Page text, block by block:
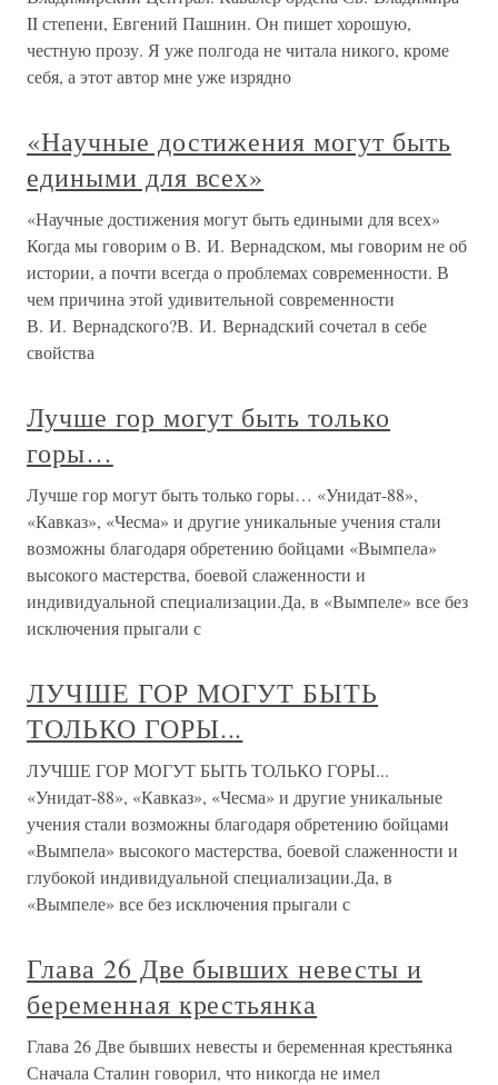
II степени, Евгений Пашнин. Он пишет хорошую,
честную прозу. Я уже полгода не читала никого, кроме
себя, а этот автор мне уже изрядно
«Научные достижения могут быть
едиными для всех»
«Научные достижения могут быть едиными для всех»
Когда мы говорим о В. И. Вернадском, мы говорим не об
истории, а почти всегда о проблемах современности. В
чем причина этой удивительной современности
В. И. Вернадского?В. И. Вернадский сочетал в себе
свойства
Лучше гор могут быть только
горы…
Лучше гор могут быть только горы… «Унидат-88»,
«Кавказ», «Чесма» и другие уникальные учения стали
возможны благодаря обретению бойцами «Вымпела»
высокого мастерства, боевой слаженности и
индивидуальной специализации.Да, в «Вымпеле» все без
исключения прыгали с
ЛУЧШЕ ГОР МОГУТ БЫТЬ
ТОЛЬКО ГОРЫ...
ЛУЧШЕ ГОР МОГУТ БЫТЬ ТОЛЬКО ГОРЫ...
«Унидат-88», «Кавказ», «Чесма» и другие уникальные
учения стали возможны благодаря обретению бойцами
«Вымпела» высокого мастерства, боевой слаженности и
глубокой индивидуальной специализации.Да, в
«Вымпеле» все без исключения прыгали с
Глава 26 Две бывших невесты и
беременная крестьянка
Глава 26 Две бывших невесты и беременная крестьянка
Сначала Сталин говорил, что никогда не имел